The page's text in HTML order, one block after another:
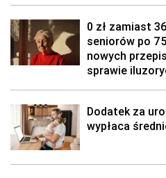
0 zł zamiast
seniorów po
nowych
sprawie
Dodatek za
wypłaca